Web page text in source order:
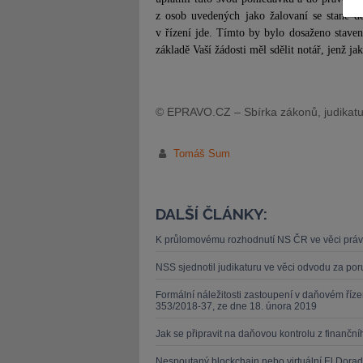
z osob uvedených jako žalovaní se stane
v řízení jde. Tímto by bylo dosaženo
základě Vaší žádosti měl sdělit notář, jenž
© EPRAVO.CZ – Sbírka zákonů,
Tomáš Sum
DALŠÍ ČLÁNKY:
K průlomovému rozhodnutí NS ČR ve věci
NSS sjednotil judikaturu ve věci odvodu za
Formální náležitosti zastoupení v daňovém
353/2018-37, ze dne 18. února 2019
Jak se připravit na daňovou kontrolu z
JUDr. Tomáš Nielsen
JUDr.